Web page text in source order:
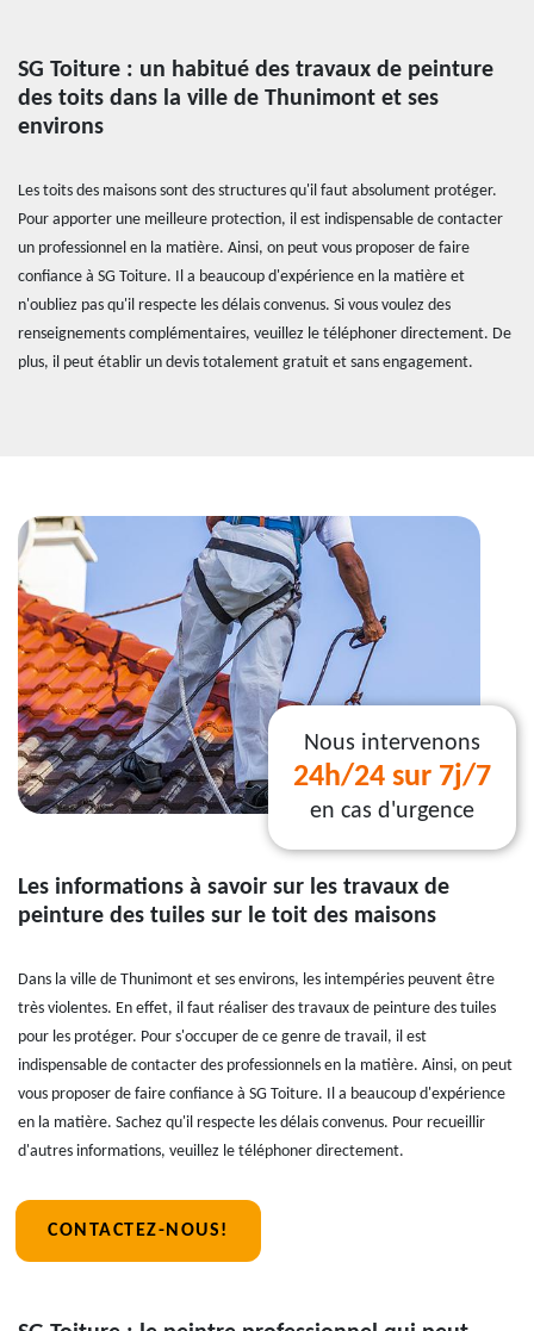
SG Toiture : un habitué des travaux de peinture
des toits dans la ville de Thunimont et ses
environs
Les toits des maisons sont des structures qu'il faut absolument protéger.
Pour apporter une meilleure protection, il est indispensable de contacter
un professionnel en la matière. Ainsi, on peut vous proposer de faire
confiance à SG Toiture. Il a beaucoup d'expérience en la matière et
n'oubliez pas qu'il respecte les délais convenus. Si vous voulez des
renseignements complémentaires, veuillez le téléphoner directement. De
plus, il peut établir un devis totalement gratuit et sans engagement.
Nous intervenons
24h/24 sur 7j/7
en cas d'urgence
Les informations à savoir sur les travaux de
peinture des tuiles sur le toit des maisons
Dans la ville de Thunimont et ses environs, les intempéries peuvent être
très violentes. En effet, il faut réaliser des travaux de peinture des tuiles
pour les protéger. Pour s'occuper de ce genre de travail, il est
indispensable de contacter des professionnels en la matière. Ainsi, on peut
vous proposer de faire confiance à SG Toiture. Il a beaucoup d'expérience
en la matière. Sachez qu'il respecte les délais convenus. Pour recueillir
d'autres informations, veuillez le téléphoner directement.
CONTACTEZ-NOUS!